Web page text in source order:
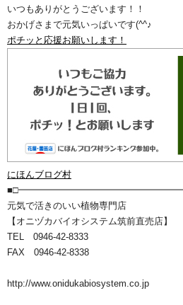
いつもありがとうございます！！
おかげさまで元気いっぱいです(^^♪
ポチッと応援お願いします！
にほんブログ村
元気で活きのいい植物専門店
【オニヅカバイオシステム筑前直売店】
TEL 0946-42-8333
FAX 0946-42-8338
http://www.onidukabiosystem.co.jp